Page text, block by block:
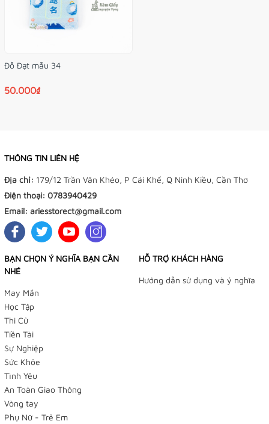
có thể khác trong ảnh một chút nha!
NHẬN ĐẶT HÀNG QUA FACEBOOK TRƯỚC KHI ĐẾN LẤY
Tiệm Điều Ước - Yushou 御守 - Tiệm Phụ Kiện Bạch
Dương
Đỗ Đạt mẫu 34
50.000₫
THÔNG TIN LIÊN HỆ
Địa chỉ: 179/12 Trần Văn Khéo, P Cái Khế, Q Ninh Kiều, Cần Thơ
Điện thoại: 0783940429
Email: ariesstorect@gmail.com
BẠN CHỌN Ý NGHĨA BẠN CẦN
NHÉ
May Mắn
Học Tập
Thi Cử
Tiền Tài
Sự Nghiệp
Sức Khỏe
Tình Yêu
An Toàn Giao Thông
Vòng tay
Phụ Nữ - Trẻ Em
HỖ TRỢ KHÁCH HÀNG
Hướng dẫn sử dụng và ý nghĩa